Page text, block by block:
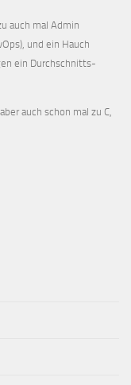
auch mal Admin
und ein Hauch
ein Durchschnitts-
auch schon mal zu C,